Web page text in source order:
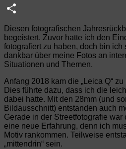
Telegram
Teilen
Diesen fotografischen
begeistert. Zuvor hatte ich den
fotografiert zu haben, doch bin ich
dankbar über meine Fotos an
Situationen und Themen.
Anfang 2018 kam die „Leica Q“
Dies führte dazu, dass ich die
dabei hatte. Mit den 28mm (und
Bildausschnitt) entstanden auch
Gerade in der Streetfotografie
eine neue Erfahrung, denn ich
Motiv rankommen. Teilweise
„mittendrin“ sein.